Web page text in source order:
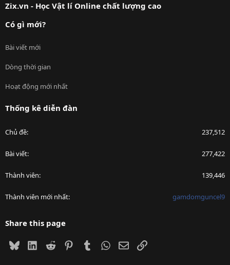
Zix.vn - Học Vật lí Online chất lượng cao
Có gì mới?
Bài viết mới
Dòng thời gian
Hoạt động mới nhất
Thống kê diễn đàn
Chủ đề 237,512
Bài viết 277,422
Thành viên 139,446
Thành viên mới nhất gamdomguncel9
Share this page
BlueskyLinkedIn
Reddit PinterestTumblrWhatsApp
EmailLink